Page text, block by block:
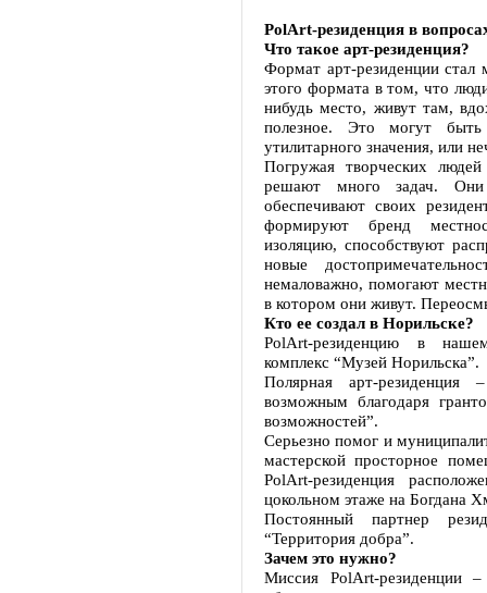
PolArt-резиденция в
Что такое арт-резиденция?
Формат арт-резиденции
этого формата в том, что
нибудь место, живут там,
полезное. Это могут
утилитарного значения, или
Погружая творческих
решают много задач. Они
обеспечивают своих
формируют бренд
изоляцию, способствуют
новые
немаловажно, помогают
в котором они живут.
Кто ее создал в Норильске?
PolArt-резиденцию в
комплекс “Музей Норильска”.
Полярная арт-резиденция
возможным благодаря
возможностей”.
Серьезно помог и
мастерской просторное
PolArt-резиденция
цокольном этаже на Богдана
Постоянный партнер
“Территория добра”.
Зачем это нужно?
Миссия PolArt-резиденции